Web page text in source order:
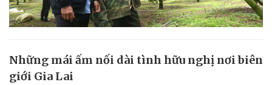
Những mái ấm nối dài tình hữu nghị nơi biên
giới Gia Lai